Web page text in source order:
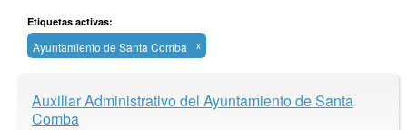
Etiquetas activas:
Ayuntamiento de Santa Comba x
Auxiliar Administrativo del Ayuntamiento de Santa
Comba